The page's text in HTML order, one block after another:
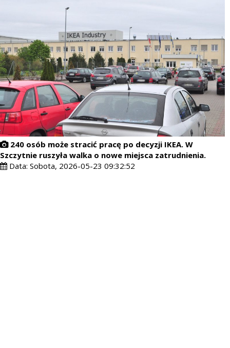
240 osób może stracić pracę po decyzji IKEA. W
Szczytnie ruszyła walka o nowe miejsca zatrudnienia.
Data: Sobota, 2026-05-23 09:32:52